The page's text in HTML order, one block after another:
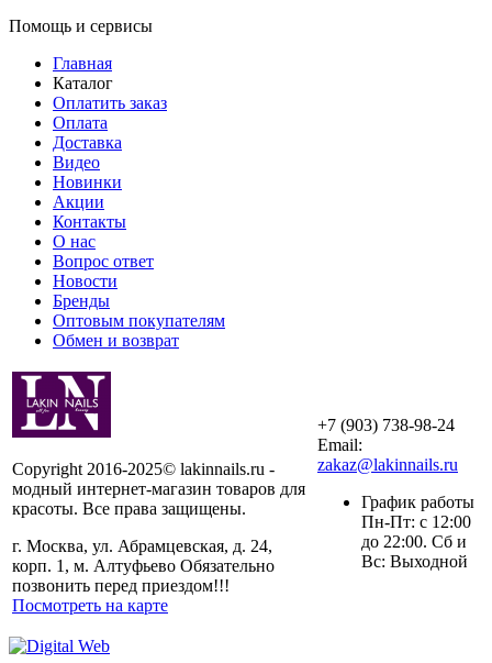
Помощь и сервисы
Главная
Каталог
Оплатить заказ
Оплата
Доставка
Видео
Новинки
Акции
Контакты
О нас
Вопрос ответ
Новости
Бренды
Оптовым покупателям
Обмен и возврат
Copyright 2016-2025© lakinnails.ru -
модный интернет-магазин товаров для
красоты. Все права защищены.
г. Москва, ул. Абрамцевская, д. 24,
корп. 1, м. Алтуфьево Обязательно
позвонить перед приездом!!!
Посмотреть на карте
+7 (903) 738-98-24
Email:
zakaz@lakinnails.ru
График работы
Пн-Пт: с 12:00
до 22:00. Сб и
Вс: Выходной